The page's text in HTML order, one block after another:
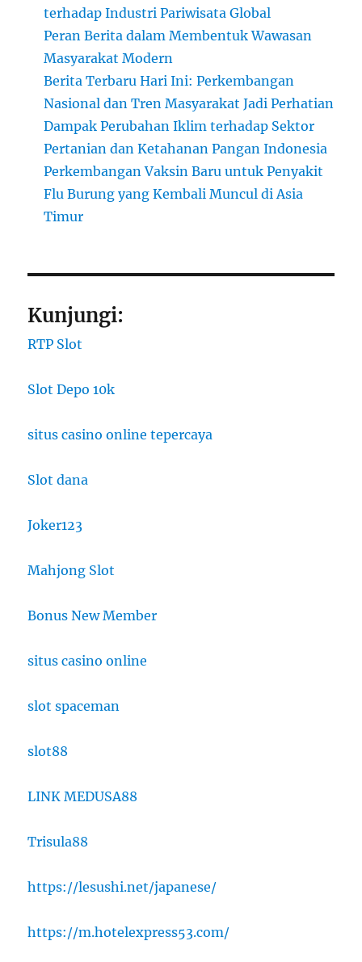
terhadap Industri Pariwisata Global
Peran Berita dalam Membentuk Wawasan
Masyarakat Modern
Berita Terbaru Hari Ini: Perkembangan
Nasional dan Tren Masyarakat Jadi Perhatian
Dampak Perubahan Iklim terhadap Sektor
Pertanian dan Ketahanan Pangan Indonesia
Perkembangan Vaksin Baru untuk Penyakit
Flu Burung yang Kembali Muncul di Asia
Timur
Kunjungi:
RTP Slot
Slot Depo 10k
situs casino online tepercaya
Slot dana
Joker123
Mahjong Slot
Bonus New Member
situs casino online
slot spaceman
slot88
LINK MEDUSA88
Trisula88
https://lesushi.net/japanese/
https://m.hotelexpress53.com/